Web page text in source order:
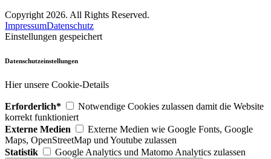
Copyright 2026. All Rights Reserved.
ImpressumDatenschutz
Einstellungen gespeichert
Datenschutzeinstellungen
Hier unsere Cookie-Details
Erforderlich*
Notwendige Cookies zulassen damit die Website
korrekt funktioniert
Externe Medien
Externe Medien wie Google Fonts, Google
Maps, OpenStreetMap und Youtube zulassen
Statistik
Google Analytics und Matomo Analytics zulassen